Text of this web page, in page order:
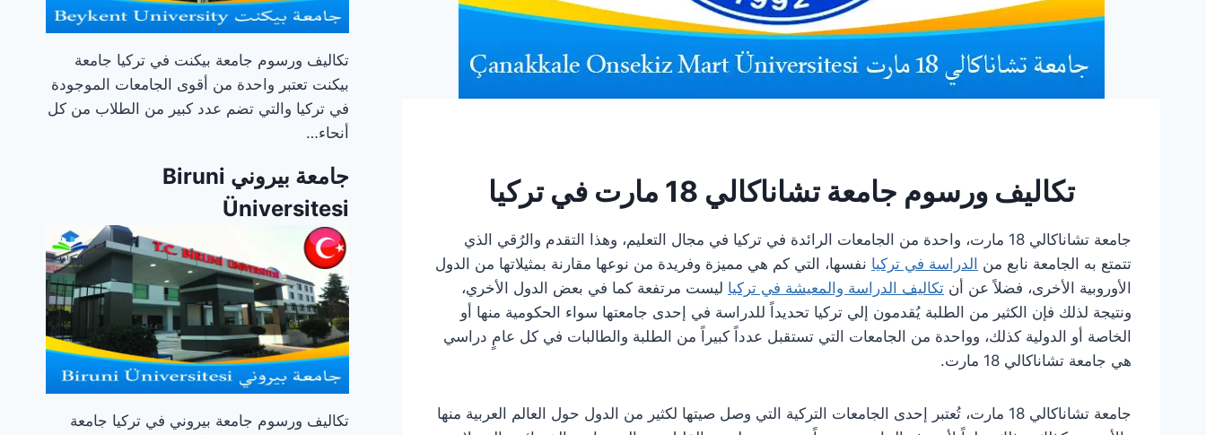
تكاليف ورسوم جامعة تشاناكالي 18 مارت في تركيا
جامعة تشاناكالي 18 مارت، واحدة من الجامعات الرائدة في تركيا في مجال التعليم، وهذا التقدم والرُقي الذي
تتمتع به الجامعة نابع من الدراسة في تركيا نفسها، التي كم هي مميزة وفريدة من نوعها مقارنة بمثيلاتها من الدول
الأوروبية الأخرى، فضلاً عن أنتكاليف الدراسة والمعيشة في تركيا ليست مرتفعة كما في بعض الدول الأخري،
ونتيجة لذلك فإن الكثير من الطلبة يُقدمون إلي تركيا تحديداً للدراسة في إحدى جامعتها سواء الحكومية منها أو
الخاصة أو الدولية كذلك، وواحدة من الجامعات التي تستقبل عدداً كبيراً من الطلبة والطالبات في كل عامٍ دراسي
هي جامعة تشاناكالي 18 مارت.
جامعة تشاناكالي 18 مارت، تُعتبر إحدى الجامعات التركية التي وصل صيتها لكثير من الدول حول العالم العربية منها
تكاليف ورسوم جامعة بيكنت في تركيا جامعة
بيكنت تعتبر واحدة من أقوى الجامعات الموجودة
في تركيا والتي تضم عدد كبير من الطلاب من كل
أنحاء…
جامعة بيروني Biruni
Üniversitesi
تكاليف ورسوم جامعة بيروني في تركيا جامعة